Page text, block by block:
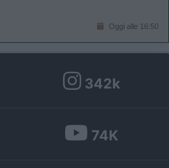
Oggi alle 16:50
342k
74K